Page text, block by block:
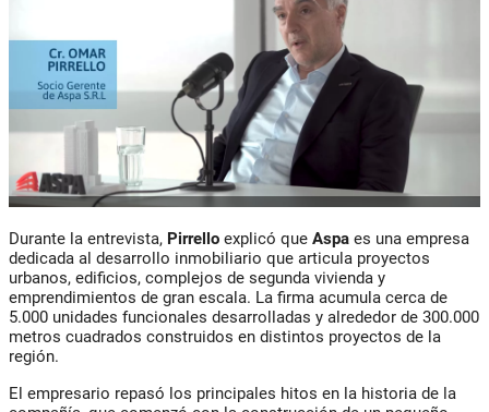
Durante la entrevista, Pirrello explicó que Aspa es una empresa
dedicada al desarrollo inmobiliario que articula proyectos
urbanos, edificios, complejos de segunda vivienda y
emprendimientos de gran escala. La firma acumula cerca de
5.000 unidades funcionales desarrolladas y alrededor de 300.000
metros cuadrados construidos en distintos proyectos de la
región.
El empresario repasó los principales hitos en la historia de la